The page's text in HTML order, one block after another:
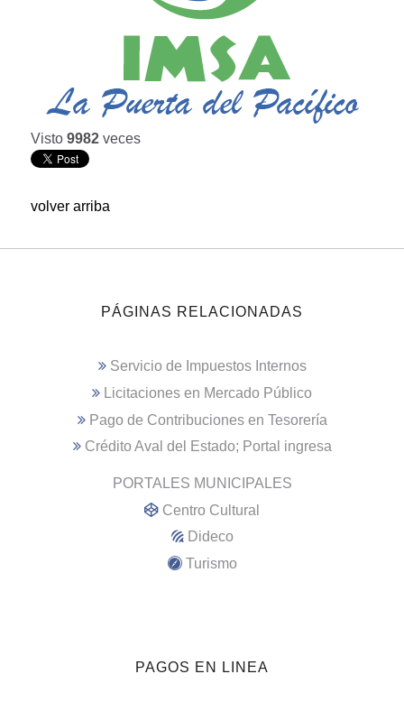
Visto 9982 veces
volver arriba
PÁGINAS RELACIONADAS
Servicio de Impuestos Internos
Licitaciones en Mercado Público
Pago de Contribuciones en Tesorería
Crédito Aval del Estado; Portal ingresa
PORTALES MUNICIPALES
Centro Cultural
Dideco
Turismo
PAGOS EN LINEA